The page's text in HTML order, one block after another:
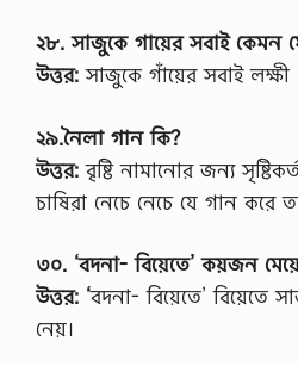
২৮. সাজুকে গায়ের সবাই কেমন
উত্তর: সাজুকে গাঁয়ের সবাই লক্ষী
২৯.নৈলা গান কি?
উত্তর: বৃষ্টি নামানোর জন্য
চাষিরা নেচে নেচে যে গান করে
৩০. ‘বদনা- বিয়েতে’ কয়জন
উত্তর: ‘বদনা- বিয়েতে’
নেয়।